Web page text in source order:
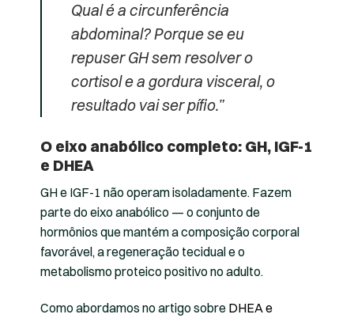
Qual é a circunferência
abdominal? Porque se eu
repuser GH sem resolver o
cortisol e a gordura visceral, o
resultado vai ser pífio.”
O eixo anabólico completo: GH, IGF-1
e DHEA
GH e IGF-1 não operam isoladamente. Fazem
parte do eixo anabólico — o conjunto de
hormônios que mantém a composição corporal
favorável, a regeneração tecidual e o
metabolismo proteico positivo no adulto.
Como abordamos no artigo sobre DHEA e